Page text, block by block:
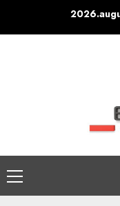
Primary
Menu